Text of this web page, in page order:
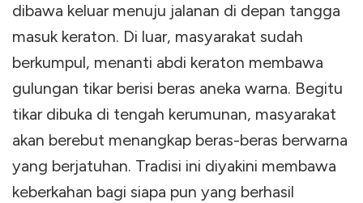
dibawa keluar menuju jalanan di depan tangga
masuk keraton. Di luar, masyarakat sudah
berkumpul, menanti abdi keraton membawa
gulungan tikar berisi beras aneka warna. Begitu
tikar dibuka di tengah kerumunan, masyarakat
akan berebut menangkap beras-beras berwarna
yang berjatuhan. Tradisi ini diyakini membawa
keberkahan bagi siapa pun yang berhasil